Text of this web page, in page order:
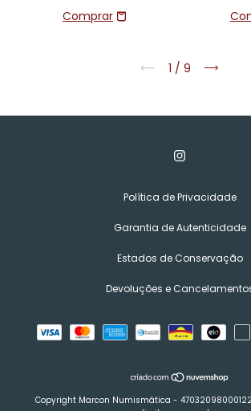
1 / 9
Política de Privacidade
Garantia de Autenticidade
Estados de Conservação
Devoluções e
Copyright Marcon Numismática -